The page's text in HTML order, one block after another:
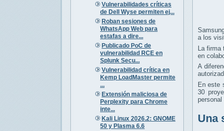
Vulnerabilidades críticas
de Dell Wyse permiten ej...
Roban sesiones de
WhatsApp Web para
estafas a dire...
Publicado PoC de
vulnerabilidad RCE en
Splunk Secu...
Vulnerabilidad crítica en
Kemp LoadMaster permite
...
Extensión maliciosa de
Perplexity para Chrome
inte...
Kali Linux 2026.2: GNOME
50 y Plasma 6.6
a los
La
en
A
En este
30
personal
Una